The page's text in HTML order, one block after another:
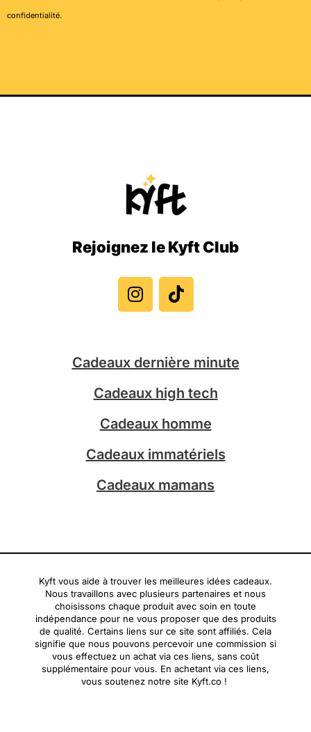
confidentialité.
Rejoignez le Kyft Club
n
s
t
r
a
m
i
k
t
Cadeaux dernière minute
Cadeaux high tech
Cadeaux homme
Cadeaux immatériels
Cadeaux mamans
Kyft vous aide à trouver les meilleures idées cadeaux.
Nous travaillons avec plusieurs partenaires et nous
choisissons chaque produit avec soin en toute
indépendance pour ne vous proposer que des produits
de qualité. Certains liens sur ce site sont affiliés. Cela
signifie que nous pouvons percevoir une commission si
vous effectuez un achat via ces liens, sans coût
supplémentaire pour vous. En achetant via ces liens,
vous soutenez notre site Kyft.co !